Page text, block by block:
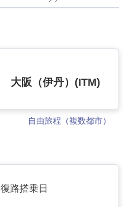
大阪（伊丹）(ITM)
自由旅程（複数都市）
復路搭乗日